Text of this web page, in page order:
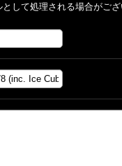
して処理される場合がご